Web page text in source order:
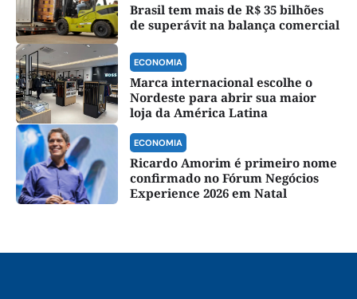
Brasil tem mais de R$ 35 bilhões
de superávit na balança comercial
ECONOMIA
Marca internacional escolhe o
Nordeste para abrir sua maior
loja da América Latina
ECONOMIA
Ricardo Amorim é primeiro nome
confirmado no Fórum Negócios
Experience 2026 em Natal